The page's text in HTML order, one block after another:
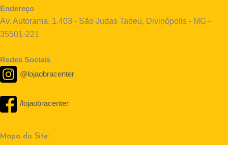
Endereço
Av. Autorama, 1.403 - São Judas Tadeu, Divinópolis - MG -
35501-221
Redes Sociais
@lojaobracenter
/lojaobracenter
Mapa do Site: